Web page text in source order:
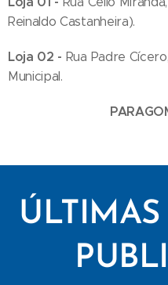
Reinaldo Castanheira).
Loja 02 - Rua Padre
Municipal.